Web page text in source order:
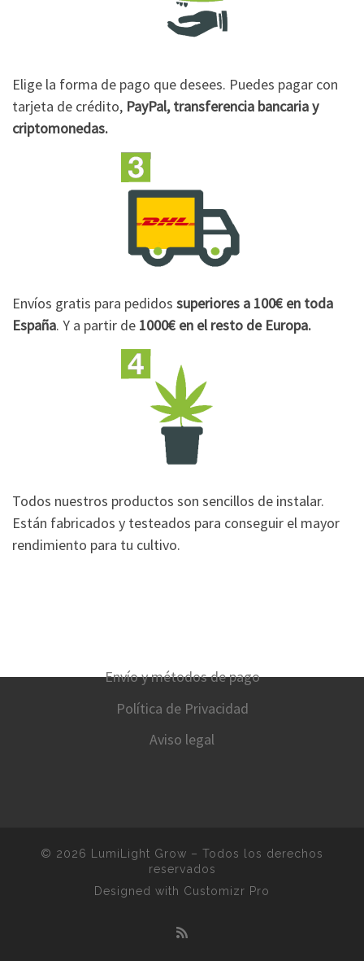
Elige la forma de pago que desees. Puedes pagar con
tarjeta de crédito, PayPal, transferencia bancaria y
criptomonedas.
Envíos gratis para pedidos superiores a 100€ en toda
España. Y a partir de 1000€ en el resto de Europa.
Todos nuestros productos son sencillos de instalar.
Están fabricados y testeados para conseguir el mayor
rendimiento para tu cultivo.
Envío y métodos de pago
Política de Privacidad
Aviso legal
© 2026 LumiLight Grow – Todos los derechos
reservados
Designed with Customizr Pro